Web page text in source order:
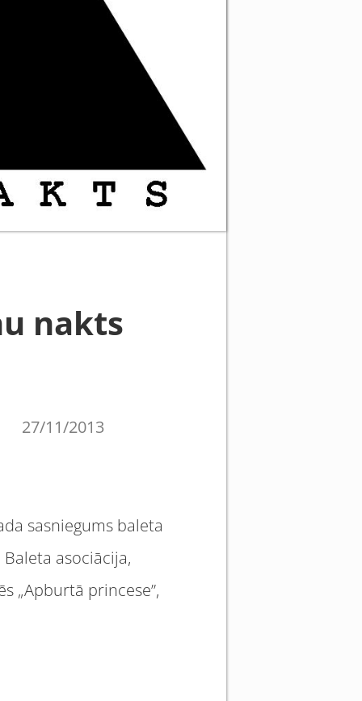
nakts
27/11/2013
sasniegums baleta
asociācija,
„Apburtā princese”,